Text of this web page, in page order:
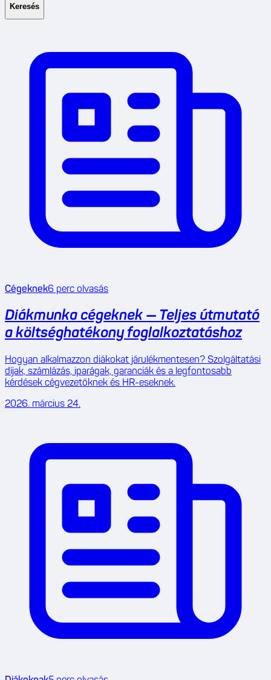
Keresés
Cégeknek6 perc olvasás
Diákmunka cégeknek — Teljes útmutató
a költséghatékony foglalkoztatáshoz
Hogyan alkalmazzon diákokat járulékmentesen? Szolgáltatási
díjak, számlázás, iparágak, garanciák és a legfontosabb
kérdések cégvezetőknek és HR-eseknek.
2026. március 24.